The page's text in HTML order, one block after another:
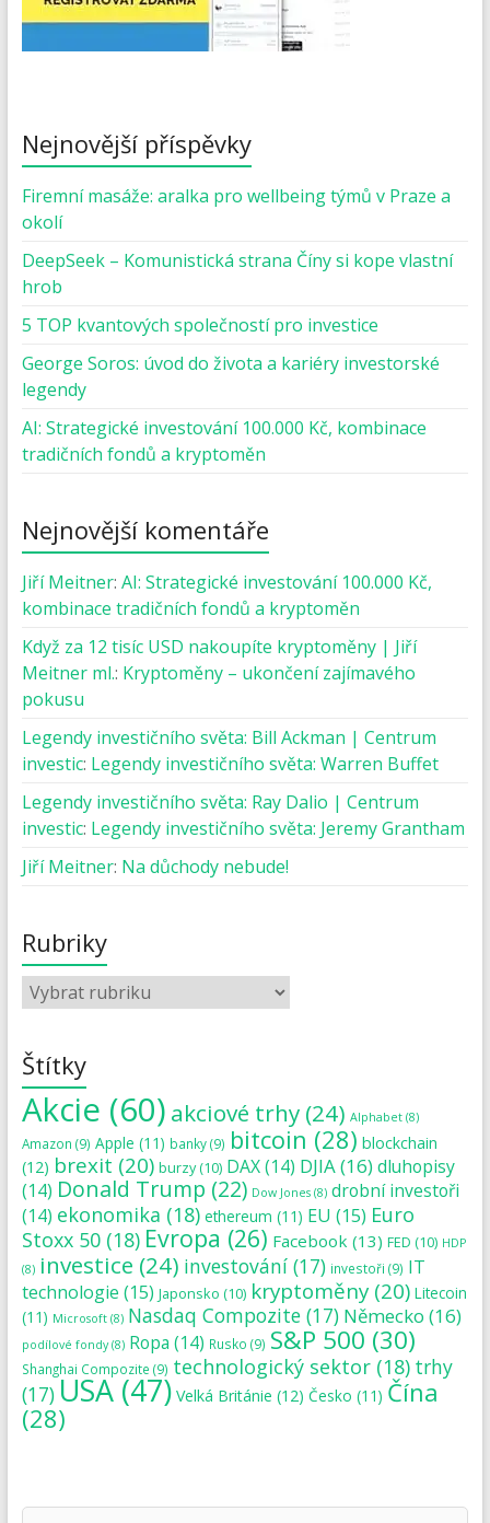
Nejnovější příspěvky
Firemní masáže: aralka pro wellbeing týmů v Praze a
okolí
DeepSeek – Komunistická strana Číny si kope vlastní
hrob
5 TOP kvantových společností pro investice
George Soros: úvod do života a kariéry investorské
legendy
AI: Strategické investování 100.000 Kč, kombinace
tradičních fondů a kryptoměn
Nejnovější komentáře
Jiří Meitner: AI: Strategické investování 100.000 Kč,
kombinace tradičních fondů a kryptoměn
Když za 12 tisíc USD nakoupíte kryptoměny | Jiří
Meitner ml.: Kryptoměny – ukončení zajímavého
pokusu
Legendy investičního světa: Bill Ackman | Centrum
investic: Legendy investičního světa: Warren Buffet
Legendy investičního světa: Ray Dalio | Centrum
investic: Legendy investičního světa: Jeremy Grantham
Jiří Meitner: Na důchody nebude!
Rubriky
Štítky
Akcie (60) akciové trhy(24) Alphabet(8)
Amazon (9) Apple (11) banky(9) bitcoin (28) blockchain
(12) brexit (20) burzy(10) DAX(14) DJIA(16)dluhopisy
(14) Donald Trump (22) Dow Jones(8) drobní investoři
(14) ekonomika (18) ethereum (11) EU (15) Euro
Stoxx 50(18) Evropa (26) Facebook (13) FED (10) HDP
(8) investice (24) investování(17) investoři (9) IT
technologie (15) Japonsko (10) kryptoměny(20) Litecoin
(11) Microsoft(8) Nasdaq Compozite(17) Německo (16)
podílové fondy(8) Ropa (14) Rusko (9) S&P 500 (30)
Shanghai Compozite (9) technologický sektor(18) trhy
(17)USA(47) Velká Británie (12) Česko (11) Čína
(28)